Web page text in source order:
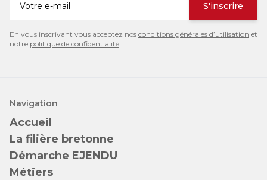
S'inscrire
En vous inscrivant vous acceptez nos conditions générales d’utilisation et
notre politique de confidentialité.
Navigation
Accueil
La filière bretonne
Démarche EJENDU
Métiers